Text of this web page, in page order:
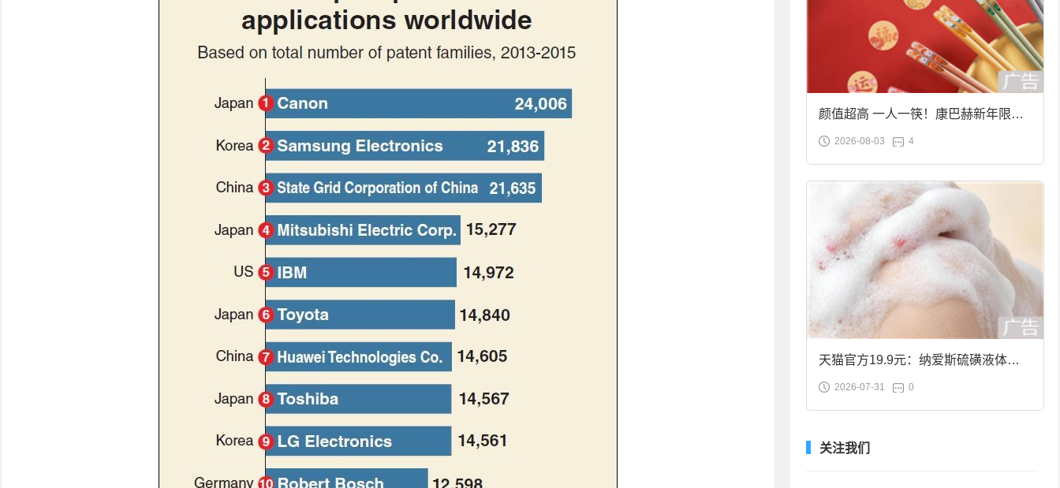
颜值超高 一人一筷！康巴赫新年限定
合金筷子大促：19.9元
2026-08-03 4
天猫官方19.9元：纳爱斯硫磺液体香
皂2斤大促
2026-07-31 0
关注我们